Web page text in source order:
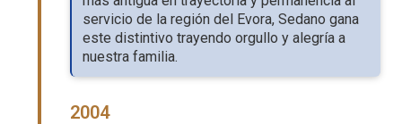
servicio de la región del Evora, Sedano gana
este distintivo trayendo orgullo y alegría a
nuestra familia.
2004